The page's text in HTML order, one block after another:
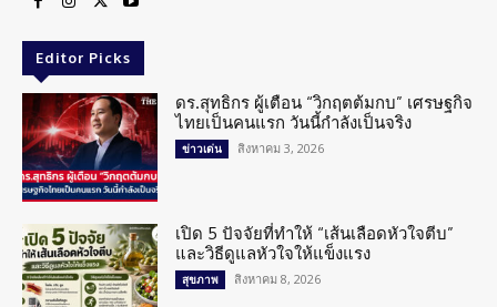
Editor Picks
ดร.สุทธิกร ผู้เตือน “วิกฤตต้มกบ” เศรษฐกิจ
ไทยเป็นคนแรก วันนี้กำลังเป็นจริง
ข่าวเด่น สิงหาคม 3, 2026
เปิด 5 ปัจจัยที่ทำให้ “เส้นเลือดหัวใจตีบ”
และวิธีดูแลหัวใจให้แข็งแรง
สุขภาพ สิงหาคม 8, 2026